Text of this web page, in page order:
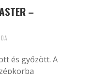
–
és győzött. A